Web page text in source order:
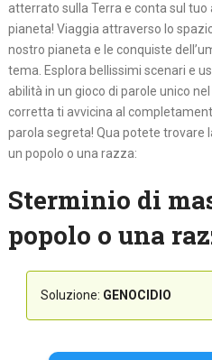
atterrato sulla Terra e conta sul
pianeta! Viaggia attraverso lo
nostro pianeta e le conquiste
tema. Esplora bellissimi scenari e
abilità in un gioco di parole unico
corretta ti avvicina al
parola segreta! Qua potete trovare
un popolo o una razza:
Sterminio di
popolo o una
Soluzione: GENOCIDIO